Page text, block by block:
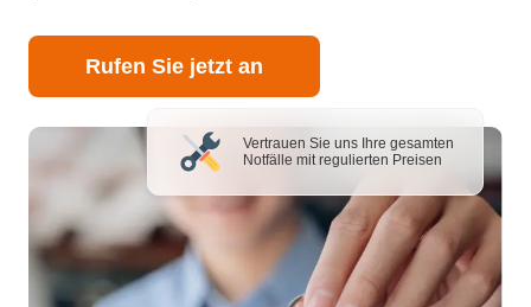
Rufen Sie jetzt an
Vertrauen Sie uns Ihre gesamten
Notfälle mit regulierten Preisen